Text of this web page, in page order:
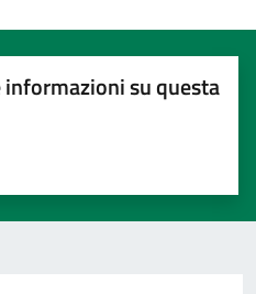
su questa
su 5
5